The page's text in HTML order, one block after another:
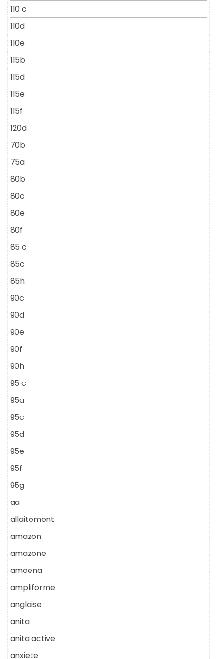
110 c
110d
110e
115b
115d
115e
115f
120d
70b
75a
80b
80c
80e
80f
85 c
85c
85h
90c
90d
90e
90f
90h
95 c
95a
95c
95d
95e
95f
95g
aa
allaitement
amazon
amazone
amoena
ampliforme
anglaise
anita
anita active
anxiete